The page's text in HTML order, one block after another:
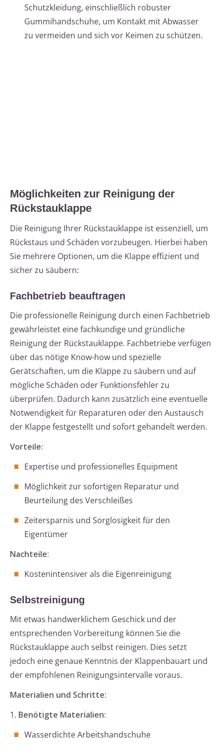
Schutzkleidung, einschließlich robuster
Gummihandschuhe, um Kontakt mit Abwasser
zu vermeiden und sich vor Keimen zu schützen.
Möglichkeiten zur Reinigung der
Rückstauklappe
Die Reinigung Ihrer Rückstauklappe ist essenziell, um
Rückstaus und Schäden vorzubeugen. Hierbei haben
Sie mehrere Optionen, um die Klappe effizient und
sicher zu säubern:
Fachbetrieb beauftragen
Die professionelle Reinigung durch einen Fachbetrieb
gewährleistet eine fachkundige und gründliche
Reinigung der Rückstauklappe. Fachbetriebe verfügen
über das nötige Know-how und spezielle
Gerätschaften, um die Klappe zu säubern und auf
mögliche Schäden oder Funktionsfehler zu
überprüfen. Dadurch kann zusätzlich eine eventuelle
Notwendigkeit für Reparaturen oder den Austausch
der Klappe festgestellt und sofort gehandelt werden.
Vorteile:
Expertise und professionelles Equipment
Möglichkeit zur sofortigen Reparatur und
Beurteilung des Verschleißes
Zeitersparnis und Sorglosigkeit für den
Eigentümer
Nachteile:
Kostenintensiver als die Eigenreinigung
Selbstreinigung
Mit etwas handwerklichem Geschick und der
entsprechenden Vorbereitung können Sie die
Rückstauklappe auch selbst reinigen. Dies setzt
jedoch eine genaue Kenntnis der Klappenbauart und
der empfohlenen Reinigungsintervalle voraus.
Materialien und Schritte:
1. Benötigte Materialien:
Wasserdichte Arbeitshandschuhe